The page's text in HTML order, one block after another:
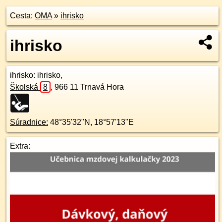
Cesta: OMA» ihrisko
ihrisko
ihrisko: ihrisko,
Školská
8 , 966 11 Trnavá Hora
Súradnice: 48°35'32"N , 18°57'13"E
Extra: